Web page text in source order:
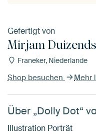
Gefertigt von
Mirjam
Franeker, Niederlande
Shop besuchen Mehr
Über „Dolly Dot“
Illustration Porträt